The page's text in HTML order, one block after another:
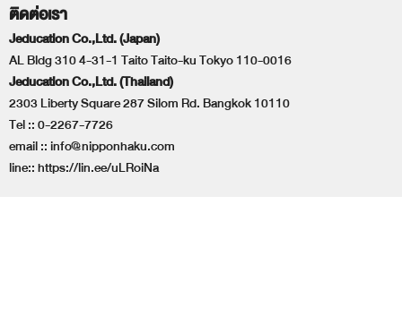
ติดต่อเรา
Jeducation Co.,Ltd. (Japan)
AL Bldg 310 4-31-1 Taito Taito-ku Tokyo 110-0016
Jeducation Co.,Ltd. (Thailand)
2303 Liberty Square 287 Silom Rd. Bangkok 10110
Tel ::0-2267-7726
email ::info@nipponhaku.com
line::https://lin.ee/uLRoiNa